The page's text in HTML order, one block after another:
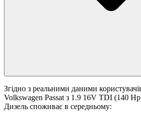
Згідно з реальними даними
Volkswagen Passat з 1.9 16V TDI (140
Дизель споживає в середньому: